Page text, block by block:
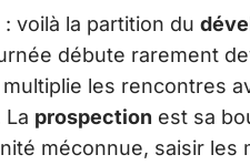
voilà la partition du
débute rarement
les rencontres
prospection est sa
méconnue, saisir les